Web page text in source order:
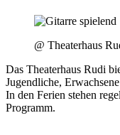
@ Theaterhaus
Das Theaterhaus Rudi
Jugendliche,
In den Ferien stehen
Programm.